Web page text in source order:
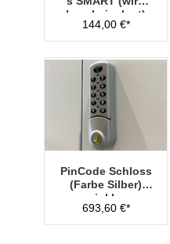
lose beigelegt)
144,00 €*
PinCode Schloss
(Farbe Silber)
inkl.
Hauptschlüssel
Typ 1
693,60 €*